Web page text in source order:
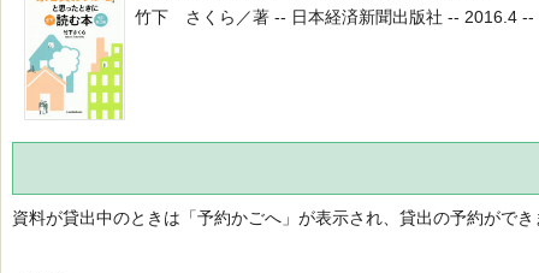
竹下 さくら／著 -- 日本経済新聞出版社 -- 2016.4 --
資料が貸出中のときは「予約かごへ」が表示され、貸出の予約ができ